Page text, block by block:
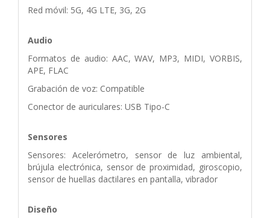
Red móvil: 5G, 4G LTE, 3G, 2G
Audio
Formatos de audio: AAC, WAV, MP3, MIDI, VORBIS,
APE, FLAC
Grabación de voz: Compatible
Conector de auriculares: USB Tipo-C
Sensores
Sensores: Acelerómetro, sensor de luz ambiental,
brújula electrónica, sensor de proximidad, giroscopio,
sensor de huellas dactilares en pantalla, vibrador
Diseño